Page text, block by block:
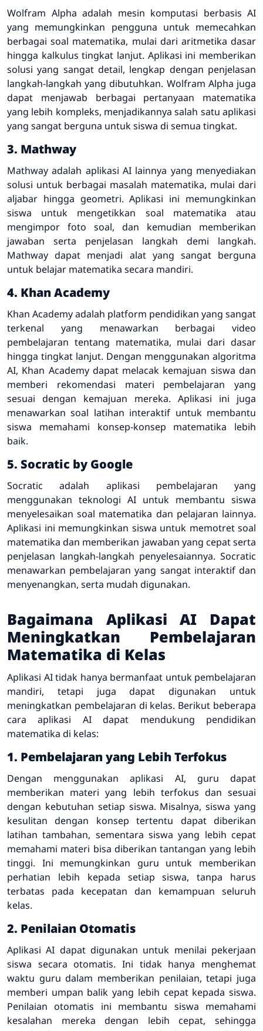
Wolfram Alpha adalah mesin komputasi berbasis AI
yang memungkinkan pengguna untuk memecahkan
berbagai soal matematika, mulai dari aritmetika dasar
hingga kalkulus tingkat lanjut. Aplikasi ini memberikan
solusi yang sangat detail, lengkap dengan penjelasan
langkah-langkah yang dibutuhkan. Wolfram Alpha juga
dapat menjawab berbagai pertanyaan matematika
yang lebih kompleks, menjadikannya salah satu aplikasi
yang sangat berguna untuk siswa di semua tingkat.
3. Mathway
Mathway adalah aplikasi AI lainnya yang menyediakan
solusi untuk berbagai masalah matematika, mulai dari
aljabar hingga geometri. Aplikasi ini memungkinkan
siswa untuk mengetikkan soal matematika atau
mengimpor foto soal, dan kemudian memberikan
jawaban serta penjelasan langkah demi langkah.
Mathway dapat menjadi alat yang sangat berguna
untuk belajar matematika secara mandiri.
4. Khan Academy
Khan Academy adalah platform pendidikan yang sangat
terkenal yang menawarkan berbagai video
pembelajaran tentang matematika, mulai dari dasar
hingga tingkat lanjut. Dengan menggunakan algoritma
AI, Khan Academy dapat melacak kemajuan siswa dan
memberi rekomendasi materi pembelajaran yang
sesuai dengan kemajuan mereka. Aplikasi ini juga
menawarkan soal latihan interaktif untuk membantu
siswa memahami konsep-konsep matematika lebih
baik.
5. Socratic by Google
Socratic adalah aplikasi pembelajaran yang
menggunakan teknologi AI untuk membantu siswa
menyelesaikan soal matematika dan pelajaran lainnya.
Aplikasi ini memungkinkan siswa untuk memotret soal
matematika dan memberikan jawaban yang cepat serta
penjelasan langkah-langkah penyelesaiannya. Socratic
menawarkan pembelajaran yang sangat interaktif dan
menyenangkan, serta mudah digunakan.
Bagaimana Aplikasi AI Dapat
Meningkatkan Pembelajaran
Matematika di Kelas
Aplikasi AI tidak hanya bermanfaat untuk pembelajaran
mandiri, tetapi juga dapat digunakan untuk
meningkatkan pembelajaran di kelas. Berikut beberapa
cara aplikasi AI dapat mendukung pendidikan
matematika di kelas:
1. Pembelajaran yang Lebih Terfokus
Dengan menggunakan aplikasi AI, guru dapat
memberikan materi yang lebih terfokus dan sesuai
dengan kebutuhan setiap siswa. Misalnya, siswa yang
kesulitan dengan konsep tertentu dapat diberikan
latihan tambahan, sementara siswa yang lebih cepat
memahami materi bisa diberikan tantangan yang lebih
tinggi. Ini memungkinkan guru untuk memberikan
perhatian lebih kepada setiap siswa, tanpa harus
terbatas pada kecepatan dan kemampuan seluruh
kelas.
2. Penilaian Otomatis
Aplikasi AI dapat digunakan untuk menilai pekerjaan
siswa secara otomatis. Ini tidak hanya menghemat
waktu guru dalam memberikan penilaian, tetapi juga
memberi umpan balik yang lebih cepat kepada siswa.
Penilaian otomatis ini membantu siswa memahami
kesalahan mereka dengan lebih cepat, sehingga